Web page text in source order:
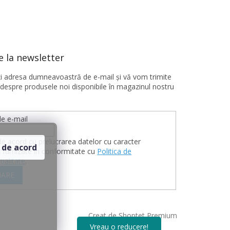
acord
la newsletter
adresa dumneavoastră de e-mail şi vă vom trimite
produsele noi disponibile în magazinul nostru
e-mail
de acord cu prelucrarea datelor cu caracter
furnizate în conformitate cu Politica de
.
Creat de Shoptet Premium
Vreau o reducere!